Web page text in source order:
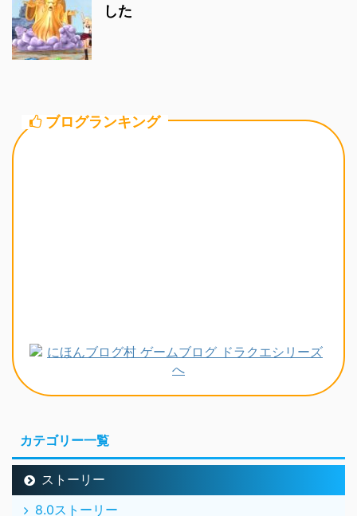
した
ブログランキング
カテゴリー一覧
ストーリー
8.0ストーリー